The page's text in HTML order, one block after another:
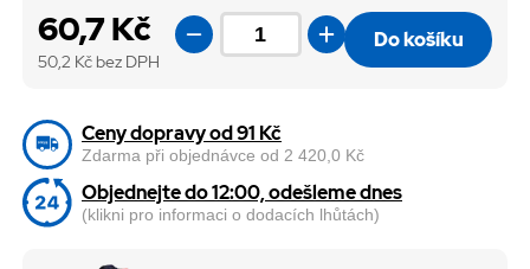
60,7 Kč
50,2 Kč bez DPH
Do košíku
Ceny dopravy od 91 Kč
Zdarma při objednávce od 2 420,0 Kč
Objednejte do 12:00, odešleme dnes
(klikni pro informaci o dodacích lhůtách)